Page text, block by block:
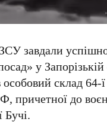
завдали
у
особовий склад64-
, причетної до
Бучі.